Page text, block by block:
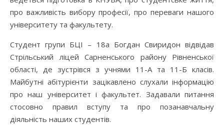
про важливість вибору професії, про переваги нашого
університету та факультету.
Студент групи БЦІ – 18а Богдан Свиридон відвідав
Стрільський ліцей Сарненського району Рівненської
області, де зустрівся з учнями 11-А та 11-Б класів.
Майбутні абітурієнти зацікавлено слухали інформацію
про наш університет і факультет. Задавали питання
стосовно правил вступу та про позанавчальну
діяльність наших студентів.